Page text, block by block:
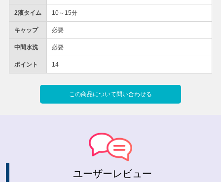
2液タイム 10～15分
キャップ 必要
中間水洗 必要
ポイント 14
この商品について問い合わせる
ユーザーレビュー